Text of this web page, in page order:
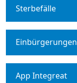
Sterbefälle
Einbürgerungen
App Integreat